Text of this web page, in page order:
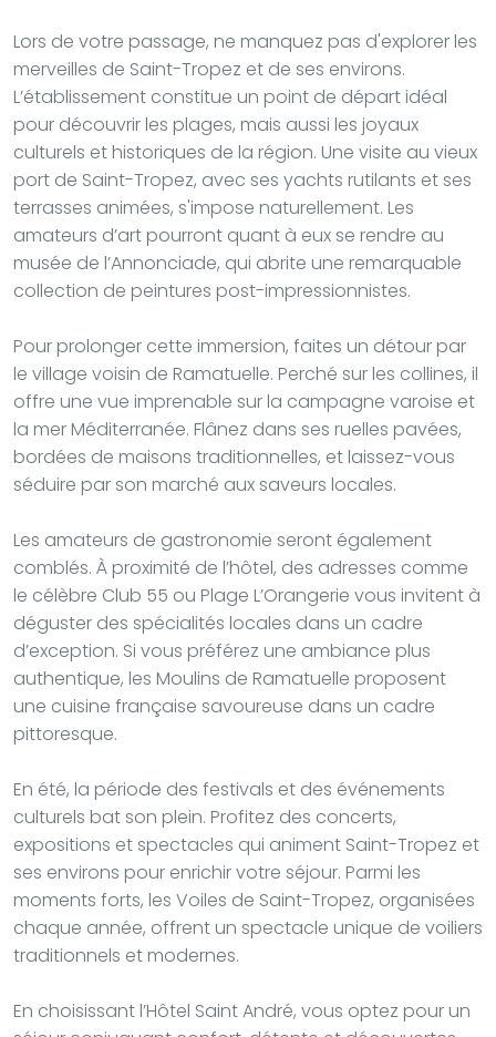
Lors de votre passage, ne manquez pas d'explorer les
merveilles de Saint-Tropez et de ses environs.
L’établissement constitue un point de départ idéal
pour découvrir les plages, mais aussi les joyaux
culturels et historiques de la région. Une visite au vieux
port de Saint-Tropez, avec ses yachts rutilants et ses
terrasses animées, s'impose naturellement. Les
amateurs d’art pourront quant à eux se rendre au
musée de l’Annonciade, qui abrite une remarquable
collection de peintures post-impressionnistes.
Pour prolonger cette immersion, faites un détour par
le village voisin de Ramatuelle. Perché sur les collines, il
offre une vue imprenable sur la campagne varoise et
la mer Méditerranée. Flânez dans ses ruelles pavées,
bordées de maisons traditionnelles, et laissez-vous
séduire par son marché aux saveurs locales.
Les amateurs de gastronomie seront également
comblés. À proximité de l’hôtel, des adresses comme
le célèbre Club 55 ou Plage L’Orangerie vous invitent à
déguster des spécialités locales dans un cadre
d’exception. Si vous préférez une ambiance plus
authentique, les Moulins de Ramatuelle proposent
une cuisine française savoureuse dans un cadre
pittoresque.
En été, la période des festivals et des événements
culturels bat son plein. Profitez des concerts,
expositions et spectacles qui animent Saint-Tropez et
ses environs pour enrichir votre séjour. Parmi les
moments forts, les Voiles de Saint-Tropez, organisées
chaque année, offrent un spectacle unique de voiliers
traditionnels et modernes.
En choisissant l’Hôtel Saint André, vous optez pour un